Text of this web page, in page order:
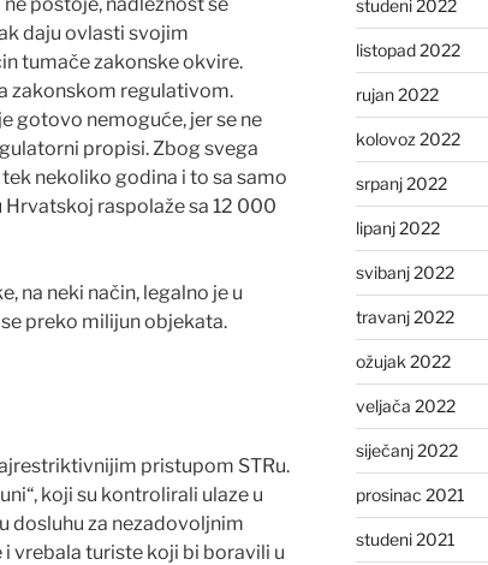
daju ovlasti svojim
tumače zakonske okvire.
zakonskom regulativom.
gotovo nemoguće, jer se ne
propisi. Zbog svega
nekoliko godina i to sa samo
raspolaže sa 12 000
na neki način, legalno je u
preko milijun objekata.
pristupom STRu.
koji su kontrolirali ulaze u
dosluhu za nezadovoljnim
vrebala turiste koji bi boravili u
studeni 2022
listopad 2022
rujan 2022
kolovoz 2022
srpanj 2022
lipanj 2022
svibanj 2022
travanj 2022
ožujak 2022
veljača 2022
siječanj 2022
prosinac 2021
studeni 2021